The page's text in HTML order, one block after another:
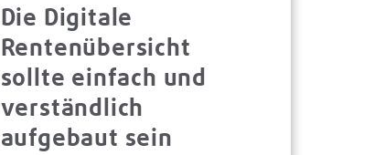
Die Digitale
Rentenübersicht
sollte einfach und
verständlich
aufgebaut sein